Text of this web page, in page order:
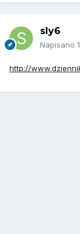
sly6
Napisano
http://